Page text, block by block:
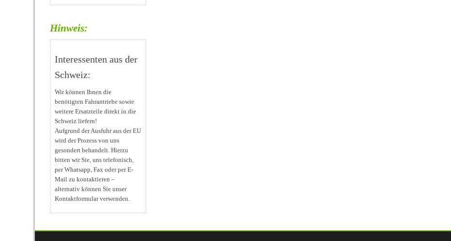
Hinweis:
Interessenten aus der
Schweiz:
Wir können Ihnen die
benötigten Fahrantriebe sowie
weitere Ersatzteile direkt in die
Schweiz liefern!
Aufgrund der Ausfuhr aus der EU
wird der Prozess von uns
gesondert behandelt. Hierzu
bitten wir Sie, uns telefonisch,
per Whatsapp, Fax oder per E-
Mail zu kontaktieren –
alternativ können Sie unser
Kontaktformular verwenden.